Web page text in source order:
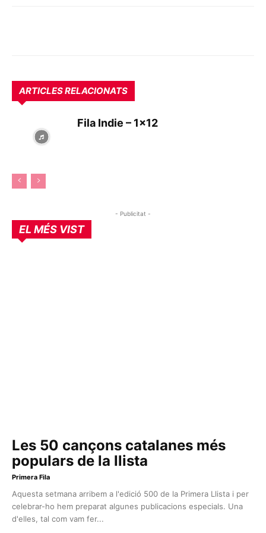
ARTICLES RELACIONATS
Fila Indie – 1×12
- Publicitat -
EL MÉS VIST
Les 50 cançons catalanes més
populars de la llista
Primera Fila
Aquesta setmana arribem a l'edició 500 de la Primera Llista i per
celebrar-ho hem preparat algunes publicacions especials. Una
d'elles, tal com vam fer...